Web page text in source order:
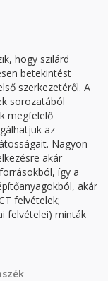
hogy szilárd
betekintést
szerkezetéről. A
sorozatából
megfelelő
az
Nagyon
akár
így a
akár
felvételek;
felvételei) minták